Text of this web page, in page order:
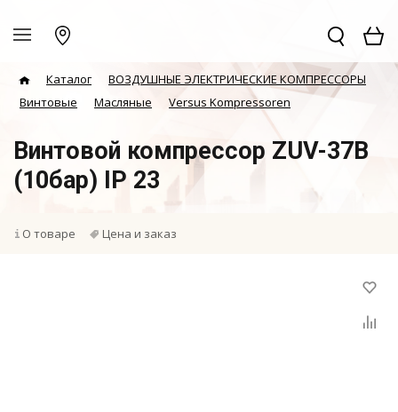
Каталог
ВОЗДУШНЫЕ ЭЛЕКТРИЧЕСКИЕ КОМПРЕССОРЫ
Винтовые
Масляные Versus Kompressoren
Винтовой компрессор ZUV-37B
(10бар) IP 23
О товаре Цена и заказ